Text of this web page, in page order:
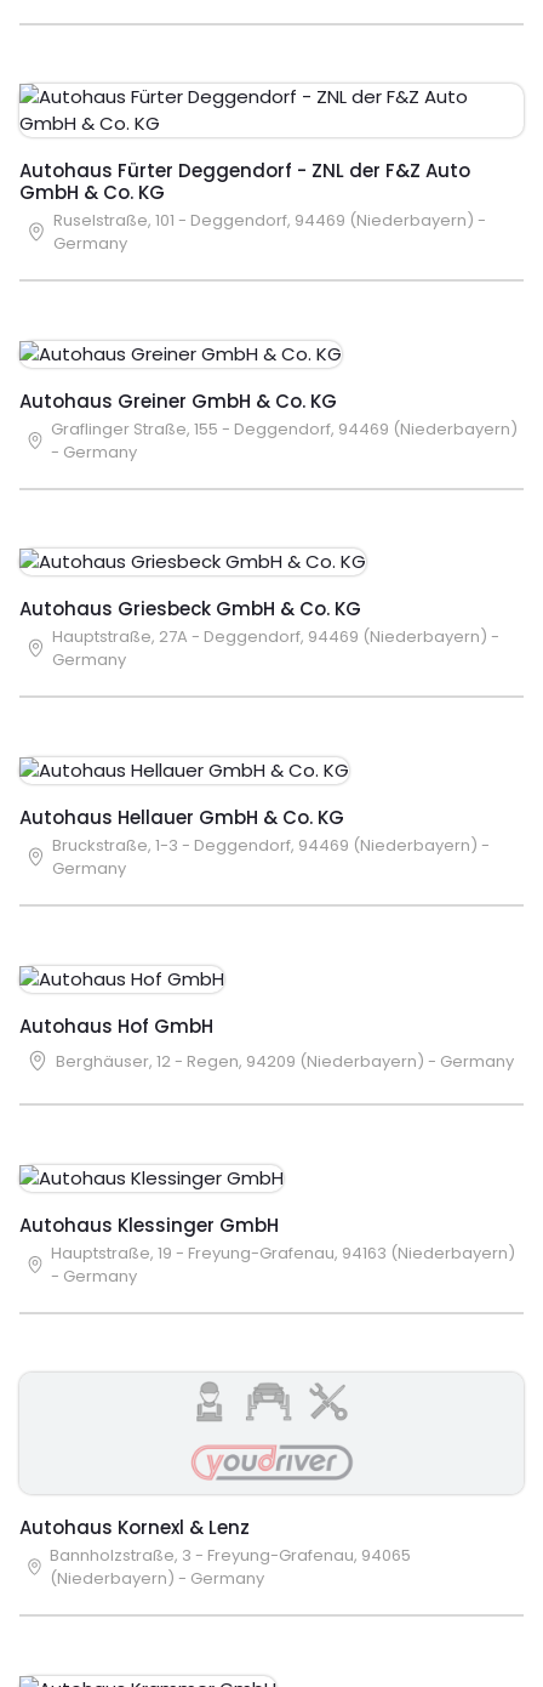
Autohaus Fürter Deggendorf - ZNL der F&Z Auto
GmbH & Co. KG
Ruselstraße, 101 - Deggendorf, 94469 (Niederbayern) -
Germany
Autohaus Greiner GmbH & Co. KG
Graflinger Straße, 155 - Deggendorf, 94469 (Niederbayern)
- Germany
Autohaus Griesbeck GmbH & Co. KG
Hauptstraße, 27A - Deggendorf, 94469 (Niederbayern) -
Germany
Autohaus Hellauer GmbH & Co. KG
Bruckstraße, 1-3 - Deggendorf, 94469 (Niederbayern) -
Germany
Autohaus Hof GmbH
Berghäuser, 12 - Regen, 94209 (Niederbayern) - Germany
Autohaus Klessinger GmbH
Hauptstraße, 19 - Freyung-Grafenau, 94163 (Niederbayern)
- Germany
Autohaus Kornexl & Lenz
Bannholzstraße, 3 - Freyung-Grafenau, 94065
(Niederbayern) - Germany